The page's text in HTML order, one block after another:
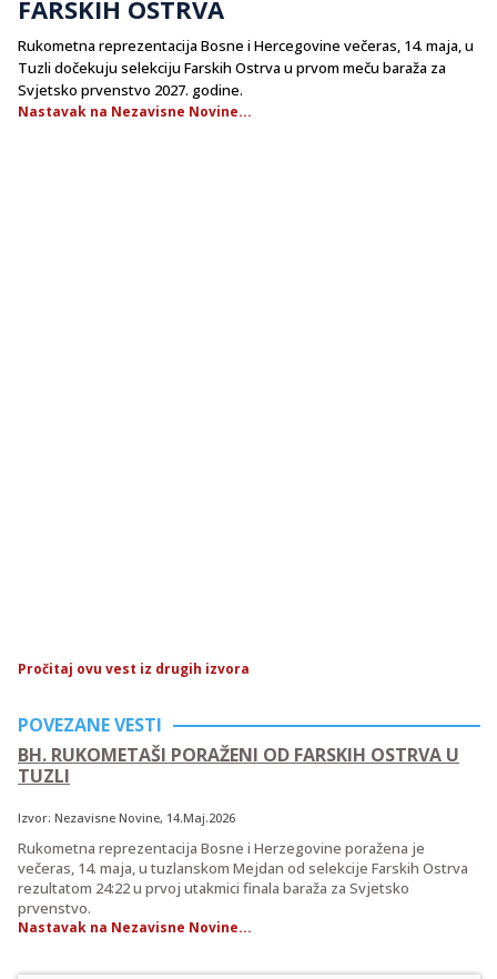
FARSKIH OSTRVA
Rukometna reprezentacija Bosne i Hercegovine večeras, 14. maja, u
Tuzli dočekuju selekciju Farskih Ostrva u prvom meču baraža za
Svjetsko prvenstvo 2027. godine.
Nastavak na Nezavisne Novine...
Pročitaj ovu vest iz drugih izvora
POVEZANE VESTI
BH. RUKOMETAŠI PORAŽENI OD FARSKIH OSTRVA U
TUZLI
Izvor: Nezavisne Novine, 14.Maj.2026
Rukometna reprezentacija Bosne i Herzegovine poražena je
večeras, 14. maja, u tuzlanskom Mejdan od selekcije Farskih Ostrva
rezultatom 24:22 u prvoj utakmici finala baraža za Svjetsko
prvenstvo.
Nastavak na Nezavisne Novine...